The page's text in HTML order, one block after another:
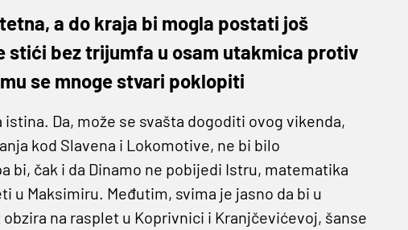
a do kraja bi mogla postati još
stići bez trijumfa u osam utakmica protiv
se mnoge stvari poklopiti
Da, može se svašta dogoditi ovog vikenda,
kod Slavena i Lokomotive, ne bi bilo
bi, čak i da Dinamo ne pobijedi Istru, matematika
u Maksimiru. Međutim, svima je jasno da bi u
na rasplet u Koprivnici i Kranjčevićevoj, šanse